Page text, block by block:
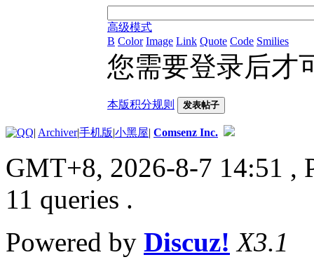
高级模式
B Color Image Link Quote Code Smilies
您需要登录后才
本版积分规则 发表帖子
| Archiver|手机版|小黑屋| Comsenz Inc.
GMT+8, 2026-8-7 14:51 ,
11 queries .
Powered by Discuz! X3.1